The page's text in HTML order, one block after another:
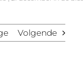
Volgende